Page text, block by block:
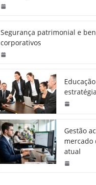
Segurança patrimonial e
corporativos
Gestão
mercado
atual